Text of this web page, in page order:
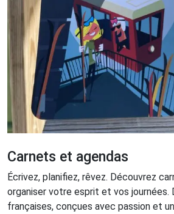
Carnets et agendas
Écrivez, planifiez, rêvez. Découvrez
organiser votre esprit et vos journées.
françaises, conçues avec passion et